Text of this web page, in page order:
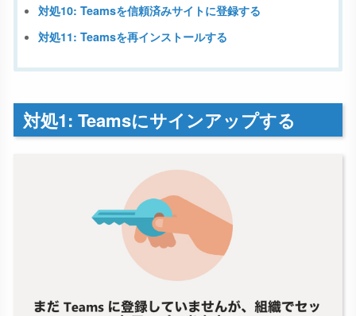
対処10: Teamsを信頼済みサイトに登録する
対処11: Teamsを再インストールする
対処1: Teamsにサインアップする